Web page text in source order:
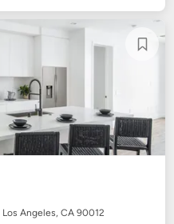
Los Angeles, CA 90012